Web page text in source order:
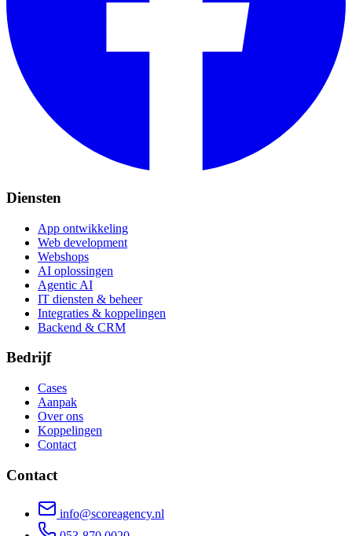
Diensten
App ontwikkeling
Web development
Webshops
AI oplossingen
Agentic AI
IT diensten & beheer
Integraties & koppelingen
Backend & CRM
Bedrijf
Cases
Aanpak
Over ons
Koppelingen
Contact
Contact
info@scoreagency.nl